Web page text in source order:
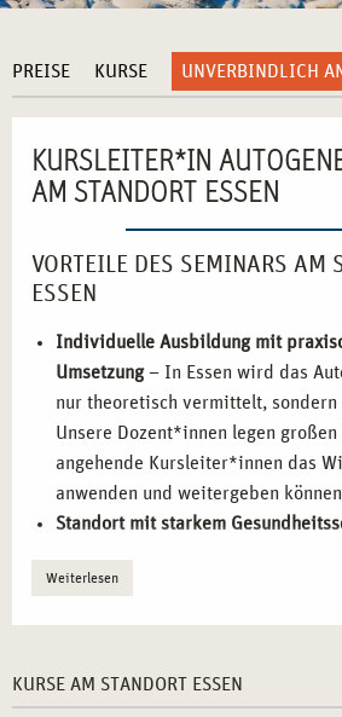
PREISE KURSE UNVERBINDLICH
KURSLEITER*IN
AM STANDORT ESSEN
VORTEILE DES SEMINARS AM
ESSEN
Individuelle Ausbildung mit
Umsetzung– In Essen wird das
nur theoretisch vermittelt,
Unsere Dozent*innen legen
angehende Kursleiter*innen das
anwenden und weitergeben
Standort mit starkem
Einrichtungen und
Optimal für Berufstätige und
Dank flexibler Kurszeiten und
Weiterlesen
KURSE AM STANDORT ESSEN